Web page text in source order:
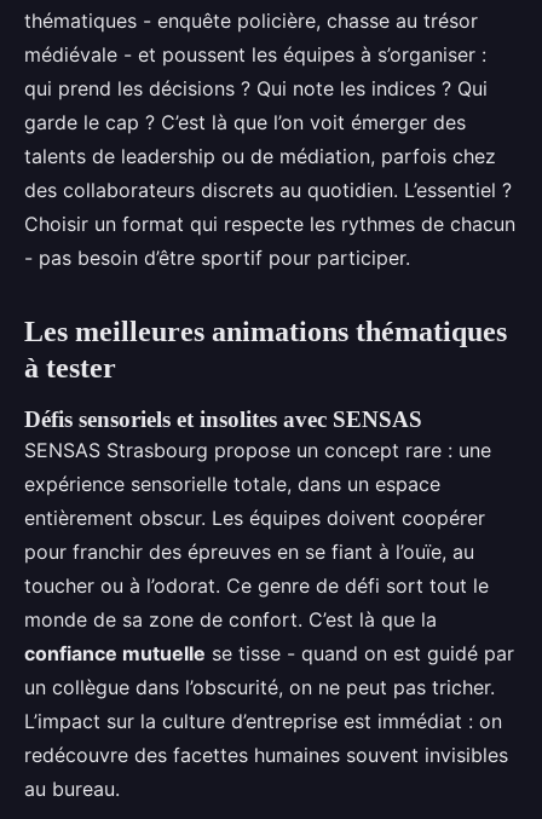
thématiques - enquête policière, chasse au trésor
médiévale - et poussent les équipes à s’organiser :
qui prend les décisions ? Qui note les indices ? Qui
garde le cap ? C’est là que l’on voit émerger des
talents de leadership ou de médiation, parfois chez
des collaborateurs discrets au quotidien. L’essentiel ?
Choisir un format qui respecte les rythmes de chacun
- pas besoin d’être sportif pour participer.
Les meilleures animations thématiques
à tester
Défis sensoriels et insolites avec SENSAS
SENSAS Strasbourg propose un concept rare : une
expérience sensorielle totale, dans un espace
entièrement obscur. Les équipes doivent coopérer
pour franchir des épreuves en se fiant à l’ouïe, au
toucher ou à l’odorat. Ce genre de défi sort tout le
monde de sa zone de confort. C’est là que la
confiance mutuelle se tisse - quand on est guidé par
un collègue dans l’obscurité, on ne peut pas tricher.
L’impact sur la culture d’entreprise est immédiat : on
redécouvre des facettes humaines souvent invisibles
au bureau.